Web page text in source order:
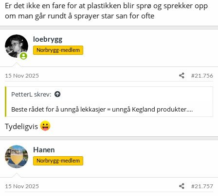
:
Er det ikke en fare for at plastikken blir sprø og sprekker opp
om man går rundt å sprayer star san for ofte
loebrygg
Norbrygg-medlem
15 Nov 2025 #21.756
PetterL skrev:
Beste rådet for å unngå lekkasjer = unngå Kegland produkter….
Tydeligvis
Hanen
Norbrygg-medlem
15 Nov 2025 #21.757